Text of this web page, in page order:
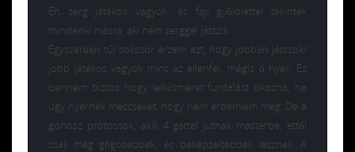
Én zerg játékos vagyok, és faji gyűlölettel tekintek
mindenki másra, aki nem zerggel játszik.
Egyszerűen túl sokszor érzem azt, hogy jobban játszok/
jobb játékos vagyok mint az ellenfél, mégis ő nyer. Ez
bennem biztos hogy lelkiismeret furdalást okozna, ha
úgy nyernék meccseket, hogy nem érdemlem meg. De a
gonosz protossok, akik 4 gattel jutnak masterbe, ettől
csak még gőgösebbek, és beképzeltebbek lesznek. A